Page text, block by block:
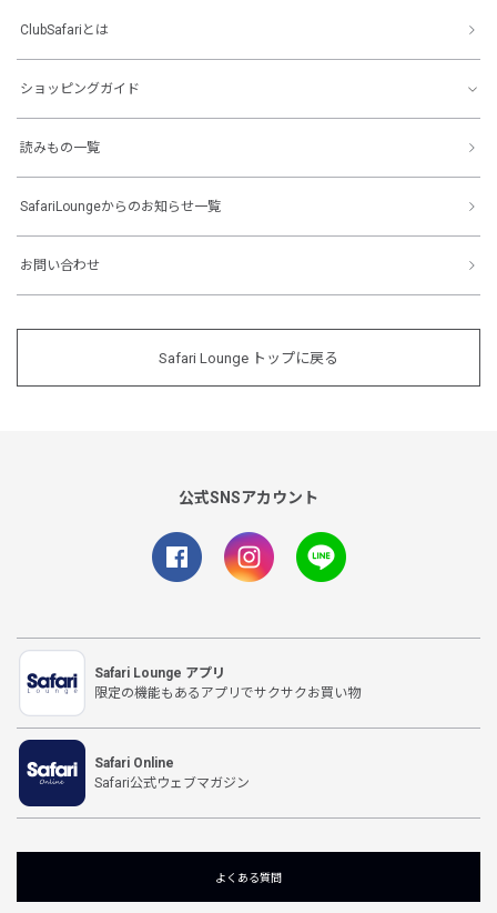
ClubSafariとは
ショッピングガイド
読みもの一覧
SafariLoungeからのお知らせ一覧
お問い合わせ
Safari Lounge トップに戻る
公式SNSアカウント
Safari Lounge アプリ
限定の機能もあるアプリでサクサクお買い物
Safari Online
Safari公式ウェブマガジン
よくある質問